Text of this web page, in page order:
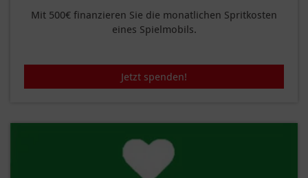
Mit 500€ finanzieren Sie die monatlichen Spritkosten
eines Spielmobils.
Jetzt spenden!